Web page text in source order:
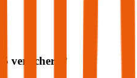
A5 versichern?